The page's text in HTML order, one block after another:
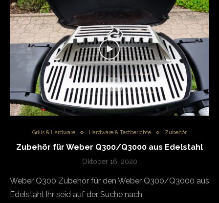
Grills & Hardware Hardware & Testberichte Zubehör
Zubehör für Weber Q300/Q3000 aus Edelstahl
Oktober 16, 2020
Weber Q300 Zubehör für den Weber Q300/Q3000 aus
Edelstahl Ihr seid auf der Suche nach